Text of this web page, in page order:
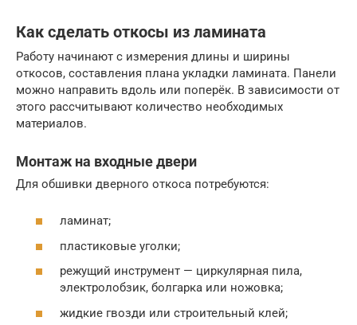
Как сделать откосы из ламината
Работу начинают с измерения длины и ширины
откосов, составления плана укладки ламината. Панели
можно направить вдоль или поперёк. В зависимости от
этого рассчитывают количество необходимых
материалов.
Монтаж на входные двери
Для обшивки дверного откоса потребуются:
ламинат;
пластиковые уголки;
режущий инструмент — циркулярная пила,
электролобзик, болгарка или ножовка;
жидкие гвозди или строительный клей;